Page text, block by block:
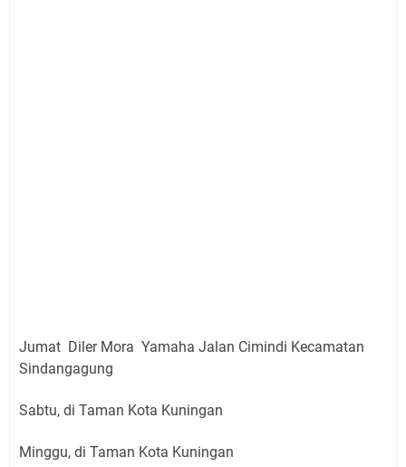
Jumat Diler Mora Yamaha Jalan Cimindi Kecamatan
Sindangagung
Sabtu, di Taman Kota Kuningan
Minggu, di Taman Kota Kuningan